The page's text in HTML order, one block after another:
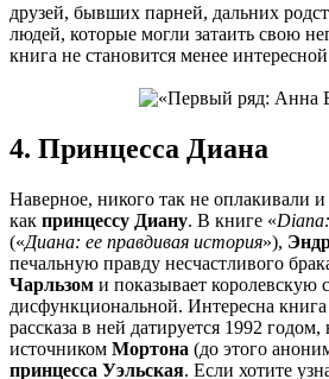
друзей, бывших парней, дальних
людей, которые могли затаить свою
книга не становится менее
4. Принцесса Диана
Наверное, никого так не оплакивали
как принцессу Диану. В книге «
(«Диана: ее правдивая история»),
печальную правду несчастливого
Чарльзом и показывает королевскую
дисфункциональной. Интересна книга
рассказа в ней датируется 1992
источником Мортона (до этого
принцесса Уэльская. Если хотите